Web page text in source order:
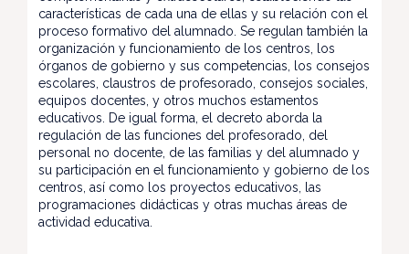
características de cada una de ellas y su relación con el
proceso formativo del alumnado. Se regulan también la
organización y funcionamiento de los centros, los
órganos de gobierno y sus competencias, los consejos
escolares, claustros de profesorado, consejos sociales,
equipos docentes, y otros muchos estamentos
educativos. De igual forma, el decreto aborda la
regulación de las funciones del profesorado, del
personal no docente, de las familias y del alumnado y
su participación en el funcionamiento y gobierno de los
centros, así como los proyectos educativos, las
programaciones didácticas y otras muchas áreas de
actividad educativa.